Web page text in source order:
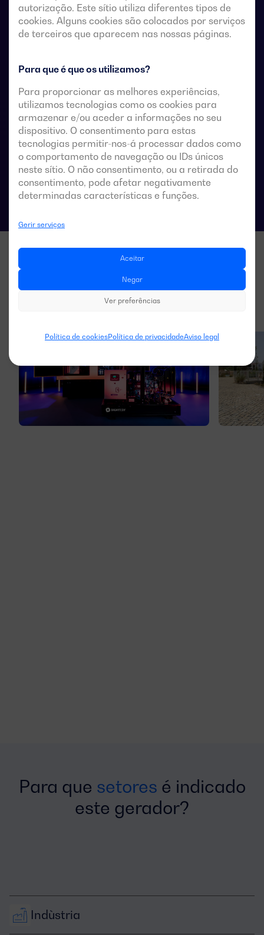
autorização. Este sítio utiliza diferentes tipos de
cookies. Alguns cookies são colocados por serviços
de terceiros que aparecem nas nossas páginas.
Para que é que os utilizamos?
Para proporcionar as melhores experiências,
utilizamos tecnologias como os cookies para
armazenar e/ou aceder a informações no seu
dispositivo. O consentimento para estas
tecnologias permitir-nos-á processar dados como
o comportamento de navegação ou IDs únicos
neste sítio. O não consentimento, ou a retirada do
consentimento, pode afetar negativamente
determinadas características e funções.
Gerir serviços
Aceitar
Negar
Ver preferências
Política de cookiesPolítica de privacidadeAviso legal
remotos sem tensão, a partir de um controlador
automático externo, utilizando uma lógica de impulsos
ou um interruptor.
Estes são concebidos para utilização em sistemas de
energia durante a transferência.
Especificações técnicas das comutações
Para que setores é indicado
este gerador?
Indùstria